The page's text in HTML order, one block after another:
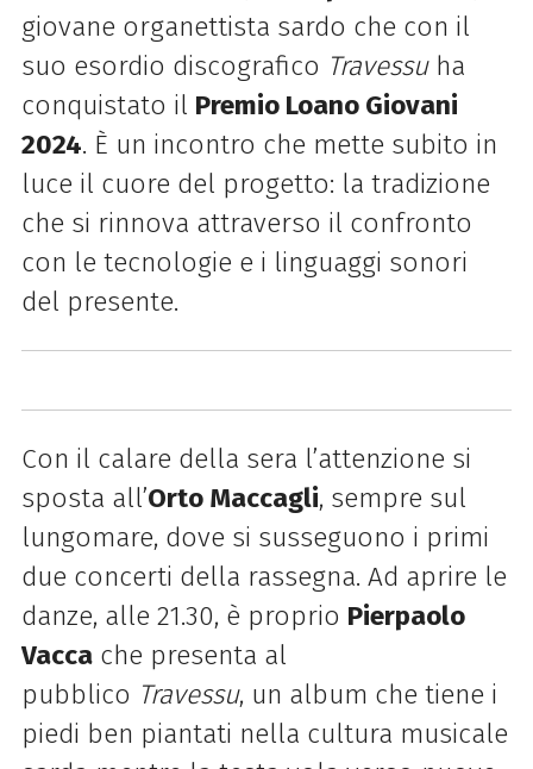
giovane organettista sardo che con il
suo esordio discografico Travessuha
conquistato il Premio Loano Giovani
2024. È un incontro che mette subito in
luce il cuore del progetto: la tradizione
che si rinnova attraverso il confronto
con le tecnologie e i linguaggi sonori
del presente.
Con il calare della sera l’attenzione si
sposta all’Orto Maccagli, sempre sul
lungomare, dove si susseguono i primi
due concerti della rassegna. Ad aprire le
danze, alle 21.30, è proprio Pierpaolo
Vaccache presenta al
pubblico Travessu, un album che tiene i
piedi ben piantati nella cultura musicale